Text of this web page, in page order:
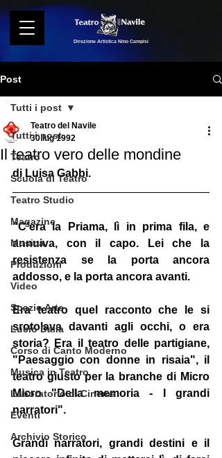
Direzione Artistica Nino Campisi
Post
Tutti i post
Teatro
Scuola di Teatro
Teatro Studio
Magazine
Musica
Produzioni
Video
Spazio Arte
Lucio Dalla
Corso di Canto Moderno
Musica in Teatro
Laboratorio di Cinema
Eventi
Archivio Storico
Tutti i post
Il teatro vero delle mondine
Teatro del Navile
30 lug 1992
di Luisa Gabbi.
"C'era la Priama, lì in prima fila, e
annuiva, con il capo. Lei che la
resistenza se la porta ancora
addosso, e la porta ancora avanti.
Era teatro quel racconto che le si
srotolava davanti agli occhi, o era
storia? Era il teatro delle partigiane,
"Paesaggio con donne in risaia", il
teatro giusto per la branche di Micro
Micro "Della memoria - I grandi
narratori".
Grandi narratori, grandi destini e il